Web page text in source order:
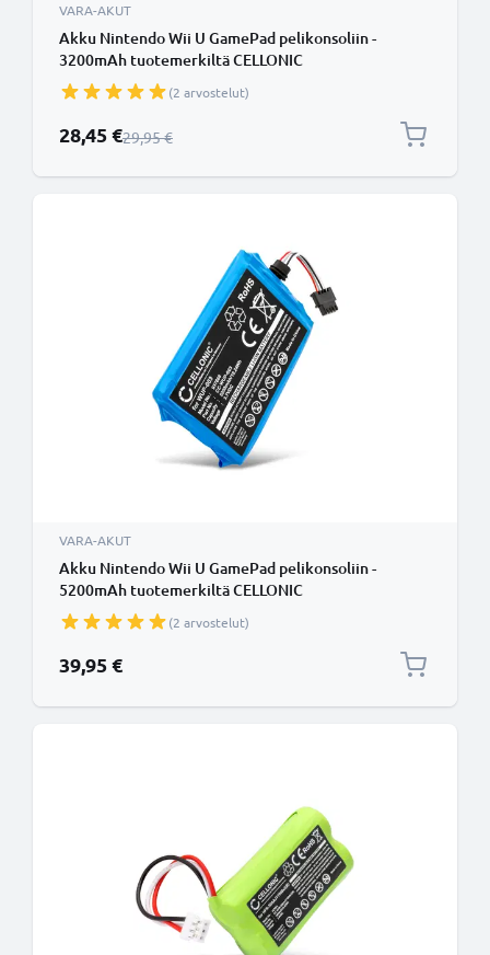
VARA-AKUT
Akku Nintendo Wii U GamePad pelikonsoliin -
3200mAh tuotemerkiltä CELLONIC
(2 arvostelut)
Erikoishinta
28,45 €Normaali hinta
29,95 €
VARA-AKUT
Akku Nintendo Wii U GamePad pelikonsoliin -
5200mAh tuotemerkiltä CELLONIC
(2 arvostelut)
39,95 €